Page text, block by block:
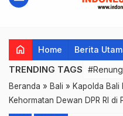
home Home Berita
TRENDING TAGS
Beranda » Bali » Kapolda Bali
Kehormatan Dewan DPR RI di